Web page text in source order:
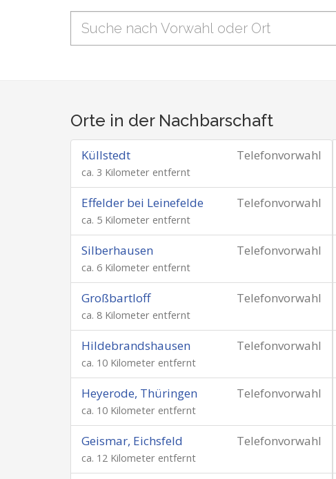
Orte in der Nachbarschaft
Telefonvorwahl
Küllstedt
ca. 3 Kilometer entfernt
Telefonvorwahl
Effelder bei Leinefelde
ca. 5 Kilometer entfernt
Telefonvorwahl
Silberhausen
ca. 6 Kilometer entfernt
Telefonvorwahl
Großbartloff
ca. 8 Kilometer entfernt
Telefonvorwahl
Hildebrandshausen
ca. 10 Kilometer entfernt
Telefonvorwahl
Heyerode, Thüringen
ca. 10 Kilometer entfernt
Telefonvorwahl
Geismar, Eichsfeld
ca. 12 Kilometer entfernt